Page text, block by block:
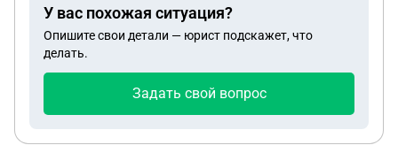
У вас похожая ситуация?
Опишите свои детали — юрист подскажет, что
делать.
Задать свой вопрос